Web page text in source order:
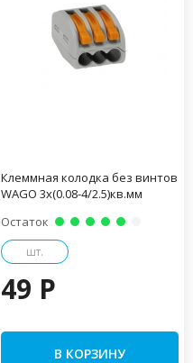
Клеммная колодка без винтов
WAGO 3х(0.08-4/2.5)кв.мм
Остаток
шт.
49 P
В КОРЗИНУ